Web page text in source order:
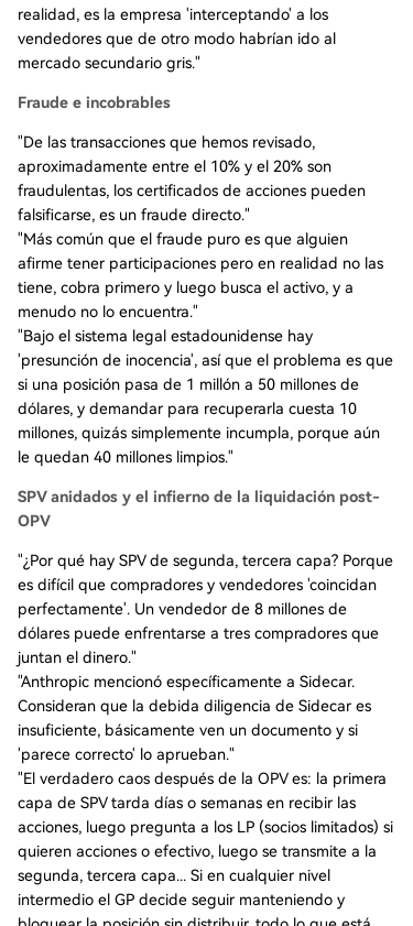
realidad, es la empresa 'interceptando' a los
vendedores que de otro modo habrían ido al
mercado secundario gris."
Fraude e incobrables
"De las transacciones que hemos revisado,
aproximadamente entre el 10% y el 20% son
fraudulentas, los certificados de acciones pueden
falsificarse, es un fraude directo."
"Más común que el fraude puro es que alguien
afirme tener participaciones pero en realidad no las
tiene, cobra primero y luego busca el activo, y a
menudo no lo encuentra."
"Bajo el sistema legal estadounidense hay
'presunción de inocencia', así que el problema es que
si una posición pasa de 1 millón a 50 millones de
dólares, y demandar para recuperarla cuesta 10
millones, quizás simplemente incumpla, porque aún
le quedan 40 millones limpios."
SPV anidados y el infierno de la liquidación post-
OPV
"¿Por qué hay SPV de segunda, tercera capa? Porque
es difícil que compradores y vendedores 'coincidan
perfectamente'. Un vendedor de 8 millones de
dólares puede enfrentarse a tres compradores que
juntan el dinero."
"Anthropic mencionó específicamente a Sidecar.
Consideran que la debida diligencia de Sidecar es
insuficiente, básicamente ven un documento y si
'parece correcto' lo aprueban."
"El verdadero caos después de la OPV es: la primera
capa de SPV tarda días o semanas en recibir las
acciones, luego pregunta a los LP (socios limitados) si
quieren acciones o efectivo, luego se transmite a la
segunda, tercera capa... Si en cualquier nivel
intermedio el GP decide seguir manteniendo y